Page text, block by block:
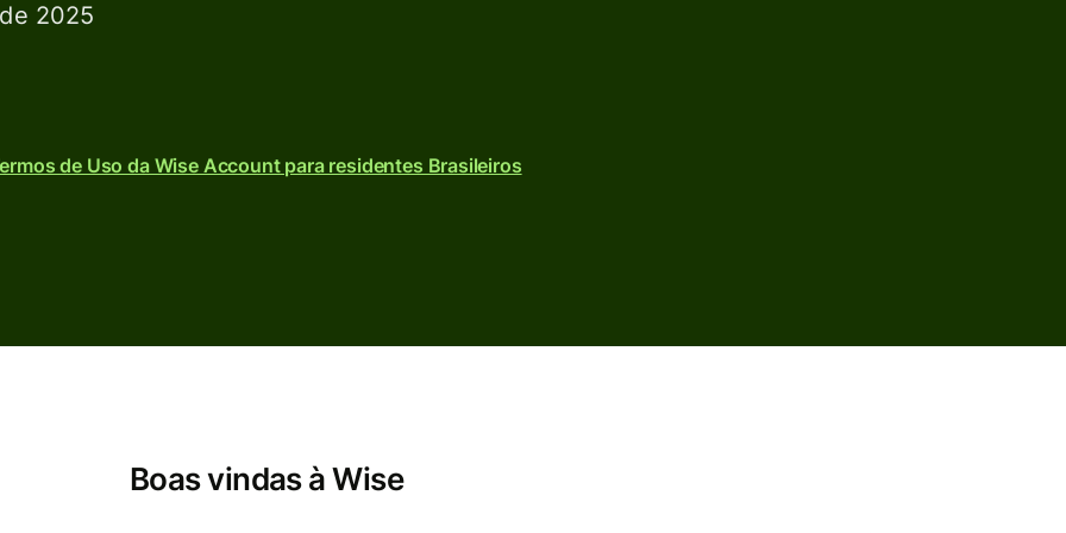
2025
de Uso da Wise Account para residentes Brasileiros
Boas vindas à Wise